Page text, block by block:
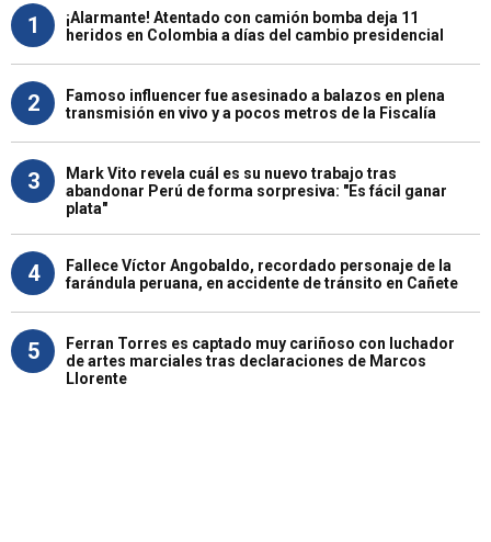
1
¡Alarmante! Atentado con camión bomba deja 11
heridos en Colombia a días del cambio presidencial
2
Famoso influencer fue asesinado a balazos en plena
transmisión en vivo y a pocos metros de la Fiscalía
3
Mark Vito revela cuál es su nuevo trabajo tras
abandonar Perú de forma sorpresiva: "Es fácil ganar
plata"
4
Fallece Víctor Angobaldo, recordado personaje de la
farándula peruana, en accidente de tránsito en Cañete
5
Ferran Torres es captado muy cariñoso con luchador
de artes marciales tras declaraciones de Marcos
Llorente